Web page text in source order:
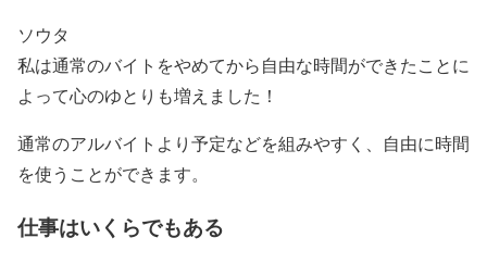
ソウタ
私は通常のバイトをやめてから自由な時間ができたことに
よって心のゆとりも増えました！
通常のアルバイトより予定などを組みやすく、自由に時間
を使うことができます。
仕事はいくらでもある